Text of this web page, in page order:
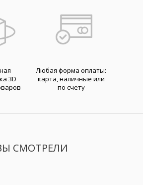
3D
Любая форма оплаты:
карта, наличные или
по счету
СМОТРЕЛИ